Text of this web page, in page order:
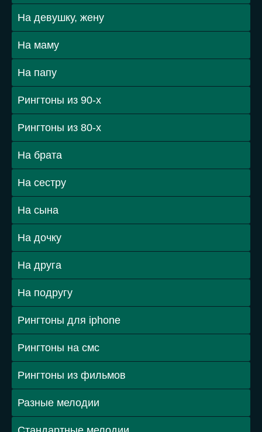
На девушку, жену
На маму
На папу
Рингтоны из 90-х
Рингтоны из 80-х
На брата
На сестру
На сына
На дочку
На друга
На подругу
Рингтоны для iphone
Рингтоны на смс
Рингтоны из фильмов
Разные мелодии